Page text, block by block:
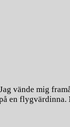
vände mig
en